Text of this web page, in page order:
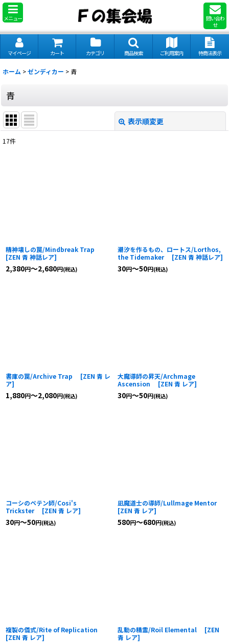
メニュー
問い合わ
せ
マイページ カート カテゴリ 商品検索 ご利用案内 特商法表示
ホーム >ゼンディカー > 青
青
表示順変更
17件
精神壊しの罠/Mindbreak Trap
[ZEN 青 神話レア]
2,380円～2,680円(税込)
潮汐を作るもの、ロートス/Lorthos,
the Tidemaker
[ZEN 青 神話レア]
30円～50円(税込)
書庫の罠/Archive Trap [ZEN 青 レ
ア]
1,880円～2,080円(税込)
大魔導師の昇天/Archmage
Ascension
[ZEN 青 レア]
30円～50円(税込)
コーシのペテン師/Cosi's
Trickster
[ZEN 青 レア]
30円～50円(税込)
凪魔道士の導師/Lullmage Mentor
[ZEN 青 レア]
580円～680円(税込)
複製の儀式/Rite of Replication
[ZEN 青 レア]
乱動の精霊/Roil Elemental [ZEN
青 レア]